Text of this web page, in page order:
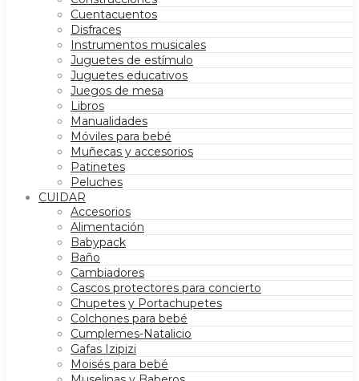
Cuentacuentos
Disfraces
Instrumentos musicales
Juguetes de estímulo
Juguetes educativos
Juegos de mesa
Libros
Manualidades
Móviles para bebé
Muñecas y accesorios
Patinetes
Peluches
CUIDAR
Accesorios
Alimentación
Babypack
Baño
Cambiadores
Cascos protectores para concierto
Chupetes y Portachupetes
Colchones para bebé
Cumplemes-Natalicio
Gafas Izipizi
Moisés para bebé